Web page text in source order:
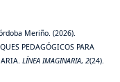
Meriño. (2026).
PEDAGÓGICOS PARA
LÍNEA IMAGINARIA, 2(24).